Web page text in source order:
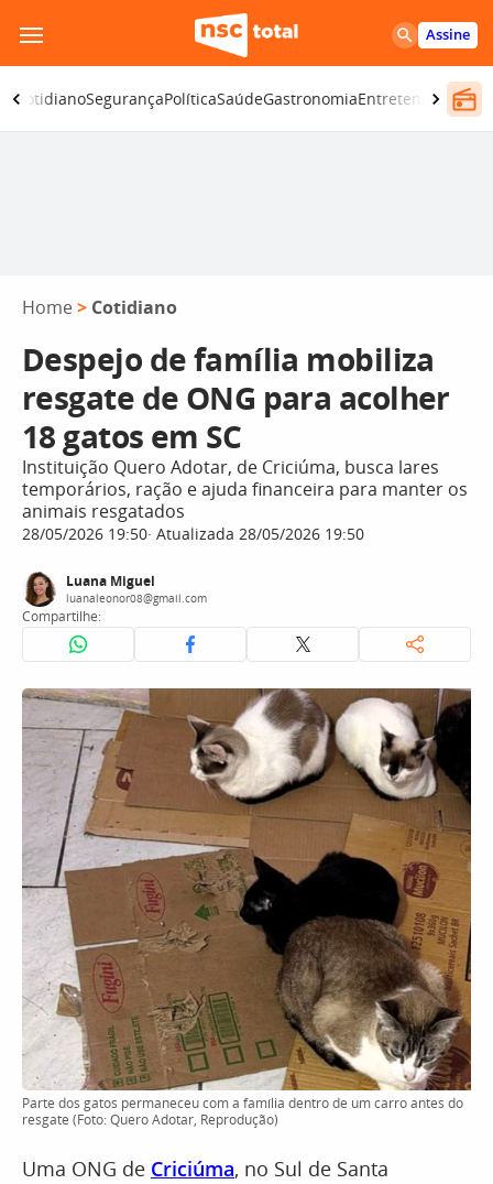
para
o
conteúdo
Assine
CotidianoSegurançaPolíticaSaúdeGastronomiaEntretenimento
Home > Cotidiano
Despejo de família mobiliza
resgate de ONG para acolher
18 gatos em SC
Instituição Quero Adotar, de Criciúma, busca lares
temporários, ração e ajuda financeira para manter os
animais resgatados
28/05/2026 19:50 Atualizada 28/05/2026 19:50
Luana Miguel
luanaleonor08@gmail.com
Compartilhe:
Parte dos gatos permaneceu com a família dentro de um carro antes do
resgate (Foto: Quero Adotar, Reprodução)
Uma ONG de Criciúma, no Sul de Santa